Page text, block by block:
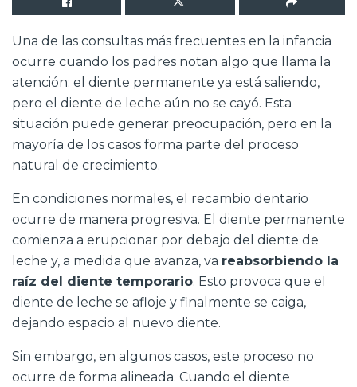
Una de las consultas más frecuentes en la infancia
ocurre cuando los padres notan algo que llama la
atención: el diente permanente ya está saliendo,
pero el diente de leche aún no se cayó. Esta
situación puede generar preocupación, pero en la
mayoría de los casos forma parte del proceso
natural de crecimiento.
En condiciones normales, el recambio dentario
ocurre de manera progresiva. El diente permanente
comienza a erupcionar por debajo del diente de
leche y, a medida que avanza, va reabsorbiendo la
raíz del diente temporario. Esto provoca que el
diente de leche se afloje y finalmente se caiga,
dejando espacio al nuevo diente.
Sin embargo, en algunos casos, este proceso no
ocurre de forma alineada. Cuando el diente